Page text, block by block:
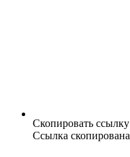
Скопировать ссылку
Ссылка скопирована